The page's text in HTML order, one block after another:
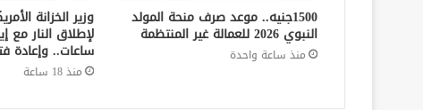
1500جنيه.. موعد صرف منحة المولد
النبوي 2026 للعمالة غير المنتظمة
منذ ساعة واحدة
وزير الخزانة
لإطلاق النار مع
ساعات.. وإعادة
منذ 18 ساعة